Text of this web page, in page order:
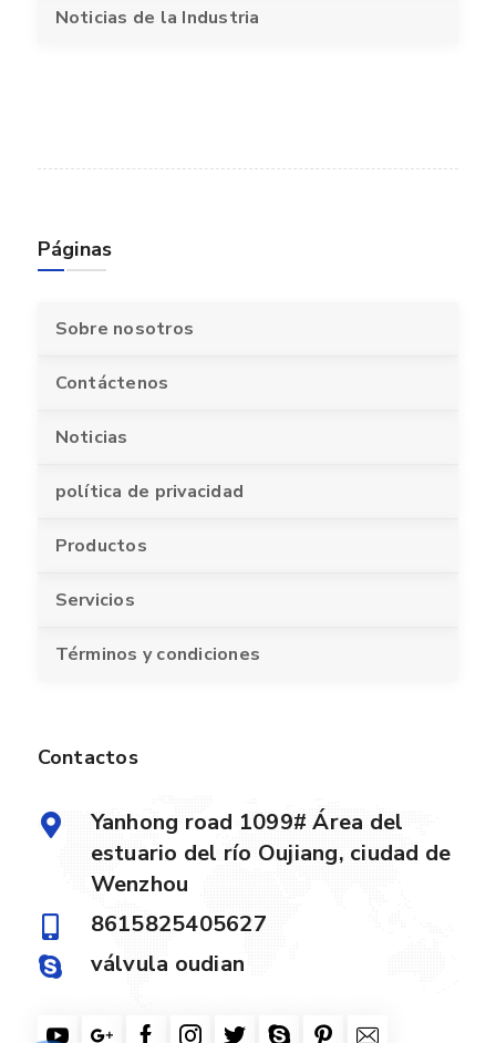
Noticias de la Industria
Páginas
Sobre nosotros
Contáctenos
Noticias
política de privacidad
Productos
Servicios
Términos y condiciones
Contactos
Yanhong road 1099# Área del
estuario del río Oujiang, ciudad de
Wenzhou
8615825405627
válvula oudian